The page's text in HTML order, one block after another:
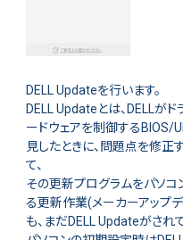
DELL Updateを行います。
DELL Updateとは、DELLがド
ードウェアを制御するBIOS/
見したときに、問題点を修
て、
その更新プログラムをパソコ
る更新作業(メーカーアップ
も、まだDELL Updateがされ